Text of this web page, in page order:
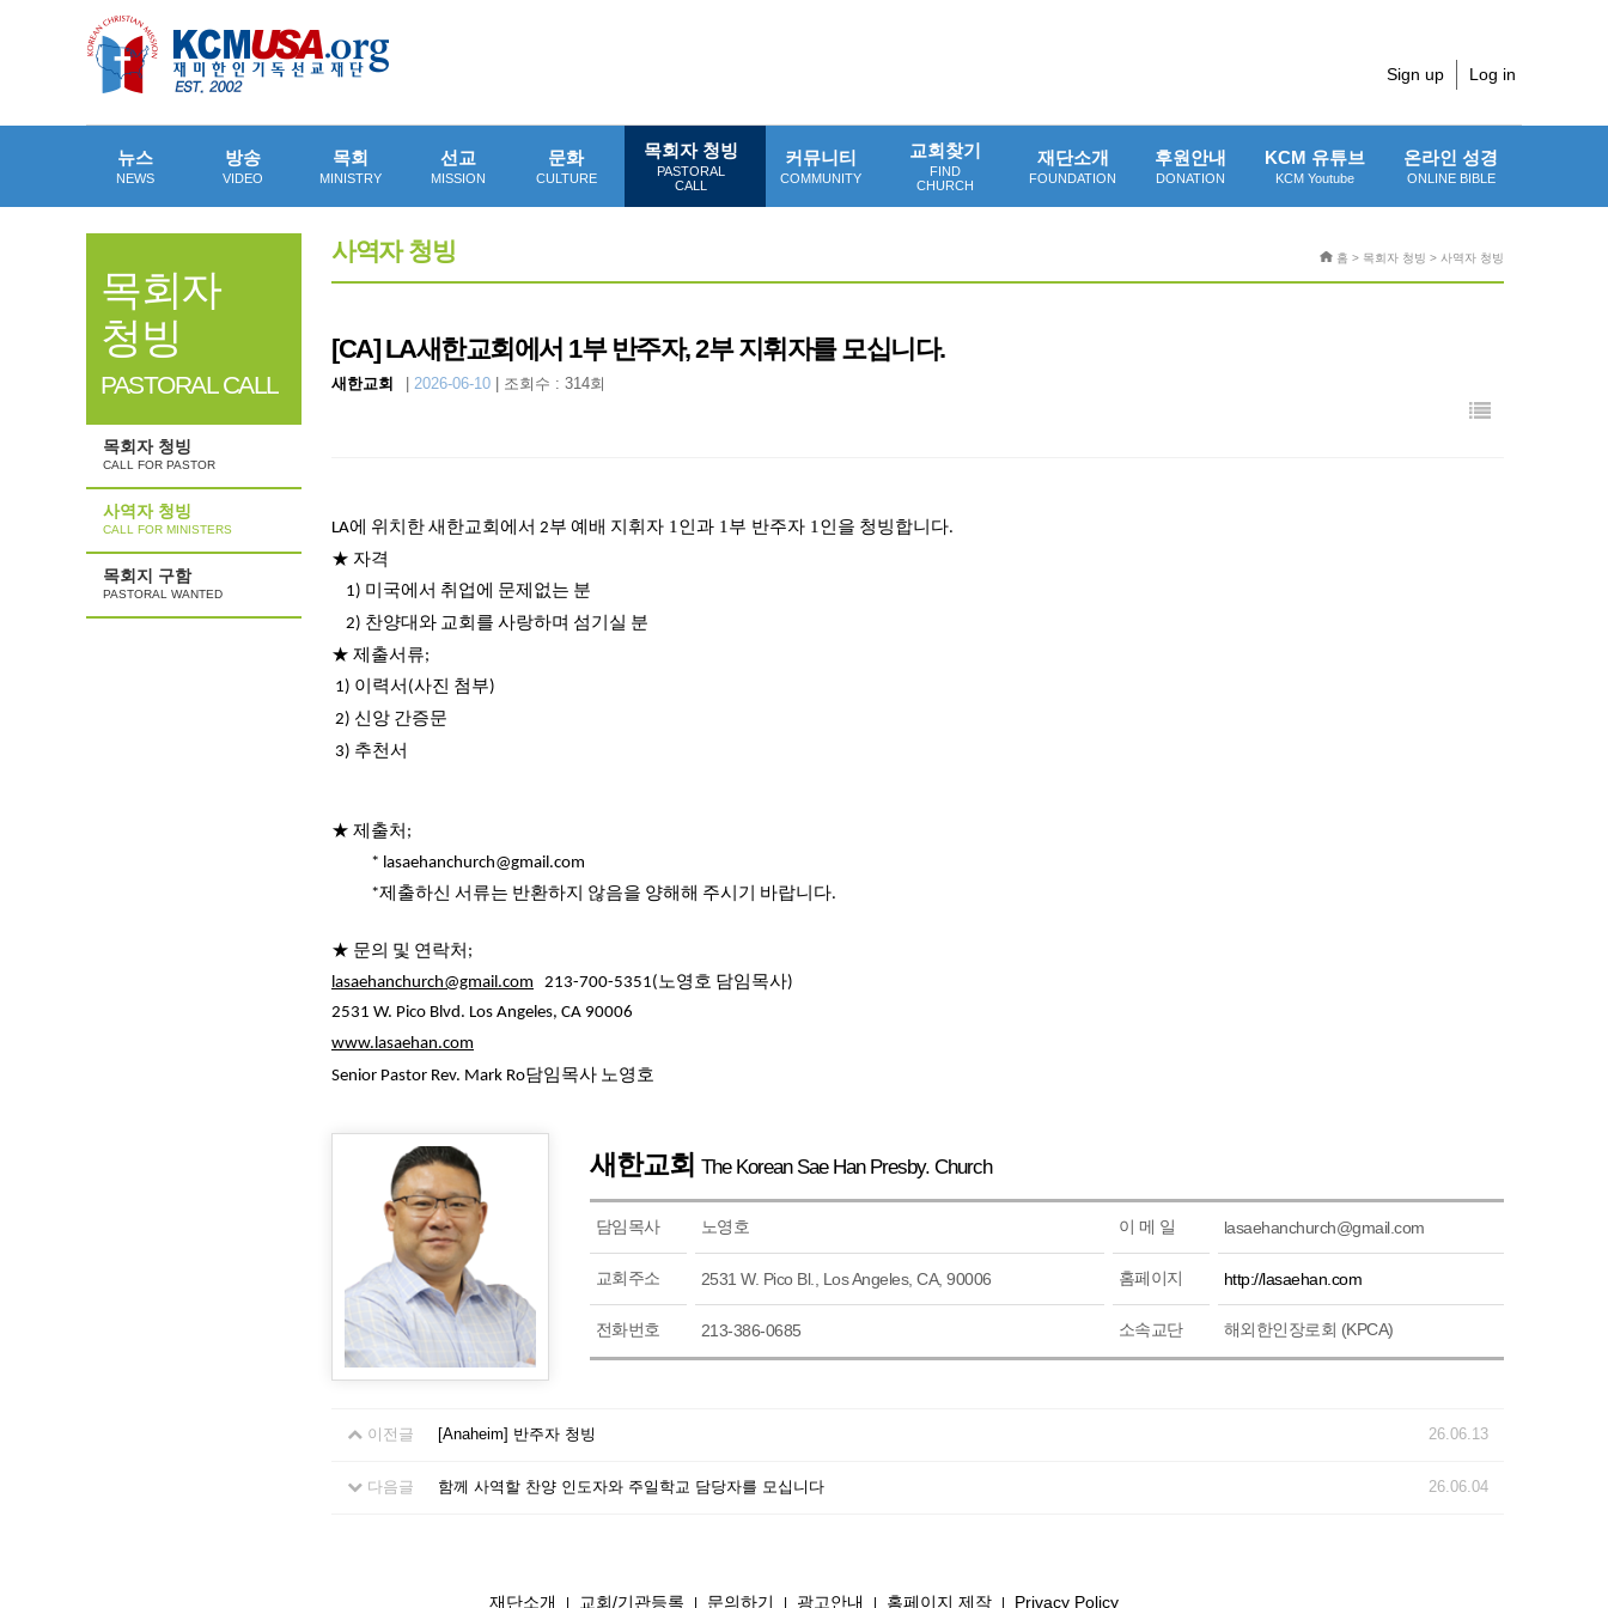
Sign up Log in
뉴스
NEWS
방송
VIDEO
목회
MINISTRY
선교
MISSION
문화
CULTURE
목회자 청빙
PASTORAL
CALL
커뮤니티
COMMUNITY
교회찾기
FIND
CHURCH
재단소개
FOUNDATION
후원안내
DONATION
KCM 유튜브
KCM Youtube
온라인 성경
ONLINE BIBLE
목회자
청빙
PASTORAL CALL
목회자 청빙
CALL FOR PASTOR
사역자 청빙
CALL FOR MINISTERS
목회지 구함
PASTORAL WANTED
사역자 청빙 홈 > 목회자 청빙 > 사역자 청빙
[CA]LA새한교회에서 1부 반주자, 2부 지휘자를 모십니다.
새한교회 2026-06-10 조회수 : 314회
LA에 위치한새한교회에서 2부 예배 지휘자 1인과 1부 반주자 1인을 청빙합니다.
★ 자격
1) 미국에서 취업에 문제없는 분
2) 찬양대와 교회를 사랑하며 섬기실 분
★ 제출서류;
1) 이력서 (사진 첨부)
2) 신앙 간증문
3) 추천서
★ 제출처 ;
* lasaehanchurch@gmail.com
*제출하신 서류는 반환하지 않음을 양해해 주시기 바랍니다.
★ 문의 및 연락처 ;
lasaehanchurch@gmail.com
213-700-5351(노영호 담임목사)
2531 W. Pico Blvd. Los Angeles, CA 90006
www.lasaehan.com
Senior Pastor Rev. Mark Ro담임목사 노영호
새한교회 The Korean Sae Han Presby. Church
담임목사 노영호 이 메 일 lasaehanchurch@gmail.com
교회주소 2531 W. Pico Bl., Los Angeles, CA, 90006 홈페이지 http://lasaehan.com
전화번호 213-386-0685 소속교단 해외한인장로회 (KPCA)
이전글 [Anaheim] 반주자 청빙 26.06.13
다음글 함께 사역할 찬양 인도자와 주일학교 담당자를 모십니다 26.06.04
재단소개 교회/기관등록 문의하기 광고안내 홈페이지 제작 Privacy Policy